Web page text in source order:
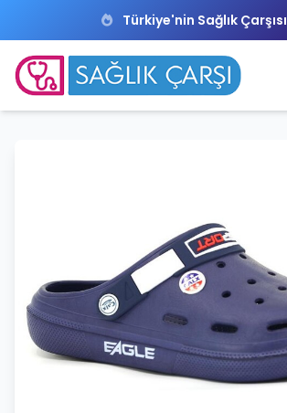
Türkiye'nin Sağlık Çarşısı